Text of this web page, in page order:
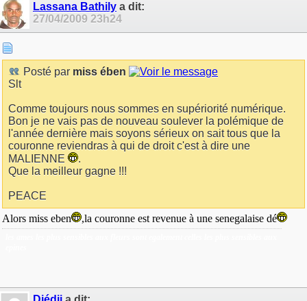
Lassana Bathily a dit:
27/04/2009 23h24
Posté par miss ében
Slt
Comme toujours nous sommes en supériorité numérique.
Bon je ne vais pas de nouveau soulever la polémique de
l'année dernière mais soyons sérieux on sait tous que la
couronne reviendras à qui de droit c'est à dire une
MALIENNE
.
Que la meilleur gagne !!!
PEACE
Alors miss eben
,la couronne est revenue à une senegalaise dé